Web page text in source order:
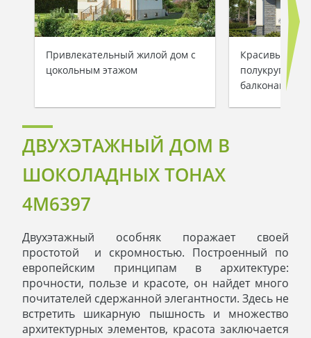
Привлекательный жилой дом с
цокольным этажом
Красивый
балконами
ДВУХЭТАЖНЫЙ ДОМ В
ШОКОЛАДНЫХ ТОНАХ
4M6397
Двухэтажный особняк поражает своей
простотой и скромностью. Построенный по
европейским принципам в архитектуре:
прочности, пользе и красоте, он найдет много
почитателей сдержанной элегантности. Здесь не
встретить шикарную пышность и множество
архитектурных элементов, красота заключается